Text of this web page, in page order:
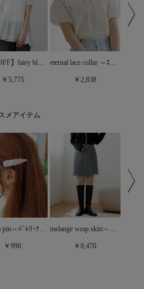
【30%OFF】fairy bloom bustier～ﾌｪｱﾘｰﾌﾞﾙｰﾑﾋﾞｽﾁｪ
￥5,775
eternal lace collar ～ｴﾀｰﾅﾙﾚｰｽｶﾗｰ
￥2,838
メアイテム
ballerina pin～ﾊﾞﾚﾘｰﾅﾋﾟﾝ
￥990
melange wrap skirt～ﾒﾗﾝｼﾞﾗｯﾌﾟｽｶｰﾄ
￥8,470